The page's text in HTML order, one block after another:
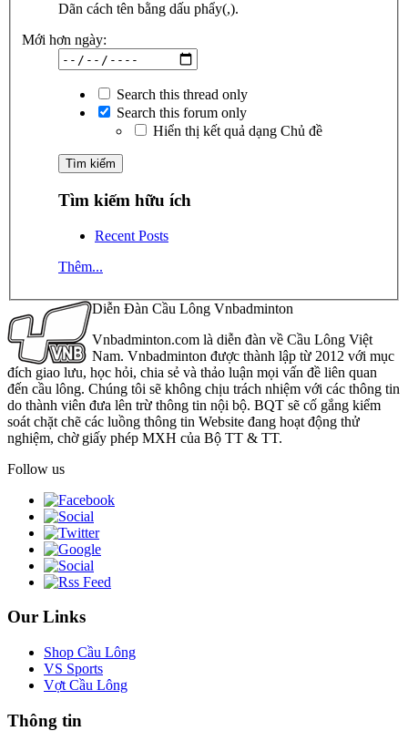
Dãn cách tên bằng dấu phẩy(,).
Mới hơn ngày:
Search this thread only
Search this forum only
Hiển thị kết quả dạng Chủ đề
Tìm kiếm hữu ích
Recent Posts
Thêm...
Diễn Đàn Cầu Lông Vnbadminton
Vnbadminton.com là diễn đàn về Cầu Lông Việt
Nam. Vnbadminton được thành lập từ 2012 với mục
đích giao lưu, học hỏi, chia sẻ và thảo luận mọi vấn đề liên quan
đến cầu lông. Chúng tôi sẽ không chịu trách nhiệm với các thông tin
do thành viên đưa lên trừ thông tin nội bộ. BQT sẽ cố gắng kiểm
soát chặt chẽ các luồng thông tin Website đang hoạt động thử
nghiệm, chờ giấy phép MXH của Bộ TT & TT.
Follow us
Our Links
Shop Cầu Lông
VS Sports
Vợt Cầu Lông
Thông tin